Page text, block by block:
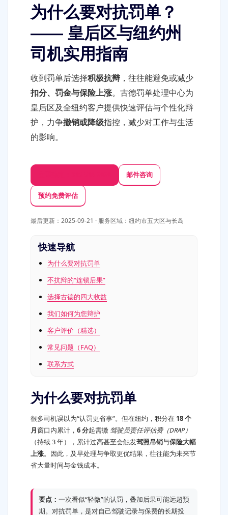
为什么要对抗罚单？
—— 皇后区与纽约州
司机实用指南
收到罚单后选择积极抗辩，往往能避免或减少
扣分、罚金与保险上涨。古德罚单处理中心为
皇后区及全纽约客户提供快速评估与个性化辩
护，力争撤销或降级指控，减少对工作与生活
的影响。
邮件咨询
预约免费评估
最后更新： 2025-09-21 · 服务区域：纽约市五大区与长岛
快速导航
为什么要对抗罚单
不抗辩的“连锁后果”
选择古德的四大收益
我们如何为您辩护
客户评价（精选）
常见问题（FAQ）
联系方式
为什么要对抗罚单
很多司机误以为“认罚更省事”。但在纽约，积分在 18 个
月窗口内累计， 6 分起需缴 驾驶员责任评估费（DRAP）
（持续 3 年），累计过高甚至会触发驾照吊销与保险大幅
上涨。因此，及早处理与争取更优结果，往往能为未来节
省大量时间与金钱成本。
要点： 一次看似“轻微”的认罚，叠加后果可能远超预
期。对抗罚单，是对自己驾驶记录与保费的长期投